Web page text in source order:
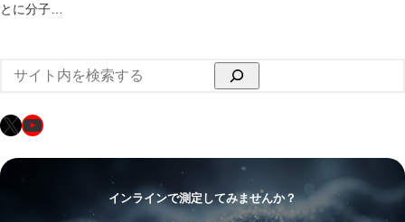
とに分子…
検
索
X YouTube
インラインで測定してみませんか？